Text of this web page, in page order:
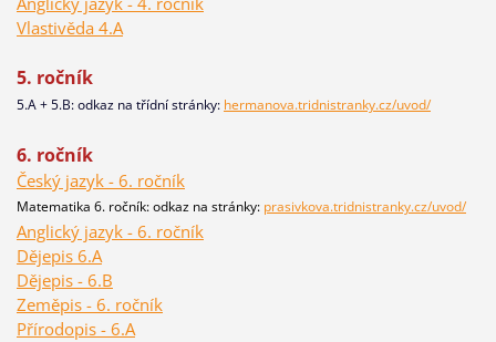
Vlastivěda 4.A
5. ročník
5.A + 5.B: odkaz na třídní stránky: hermanova.tridnistranky.cz/uvod/
6. ročník
Český jazyk - 6. ročník
Matematika 6. ročník: odkaz na stránky: prasivkova.tridnistranky.cz/uvod/
Anglický jazyk - 6. ročník
Dějepis 6.A
Dějepis - 6.B
Zeměpis - 6. ročník
Přírodopis - 6.A